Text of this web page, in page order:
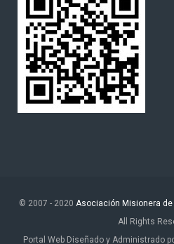
© 2007 - 2020 Asociación Misionera
All Rights
Portal Web Diseñado y Administrado